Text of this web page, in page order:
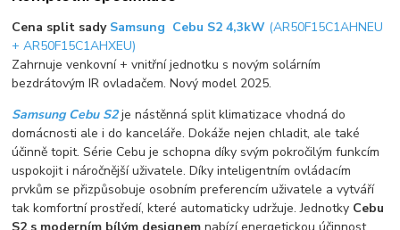
Cena split sady Samsung Cebu S2 4,3kW (AR50F15C1AHNEU
+ AR50F15C1AHXEU)
Zahrnuje venkovní + vnitřní jednotku s novým solárním
bezdrátovým IR ovladačem. Nový model 2025.
Samsung Cebu S2je nástěnná split klimatizace vhodná do
domácnosti ale i do kanceláře. Dokáže nejen chladit, ale také
účinně topit. Série Cebu je schopna díky svým pokročilým funkcím
uspokojit i náročnější uživatele. Díky inteligentním ovládacím
prvkům se přizpůsobuje osobním preferencím uživatele a vytváří
tak komfortní prostředí, které automaticky udržuje. Jednotky Cebu